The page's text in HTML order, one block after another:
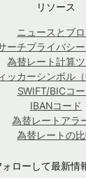
リソース
ニュースとブ
ーチプライバシ
為替レート計算
ッカーシンボル（
SWIFT/BICコ
IBANコード
為替レートアラ
為替レートの
ォローして最新情